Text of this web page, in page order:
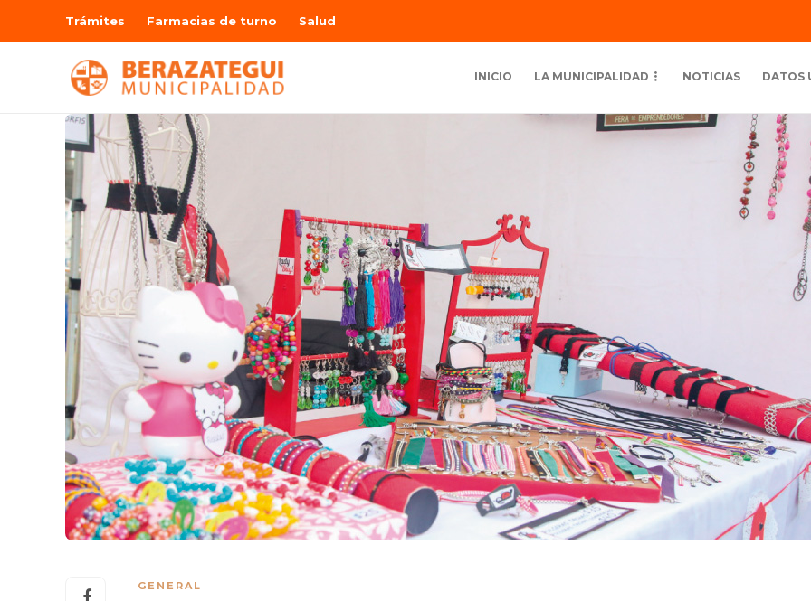
Trámites Farmacias de turno Salud
INICIO LA MUNICIPALIDAD NOTICIAS DATOS
GENERAL